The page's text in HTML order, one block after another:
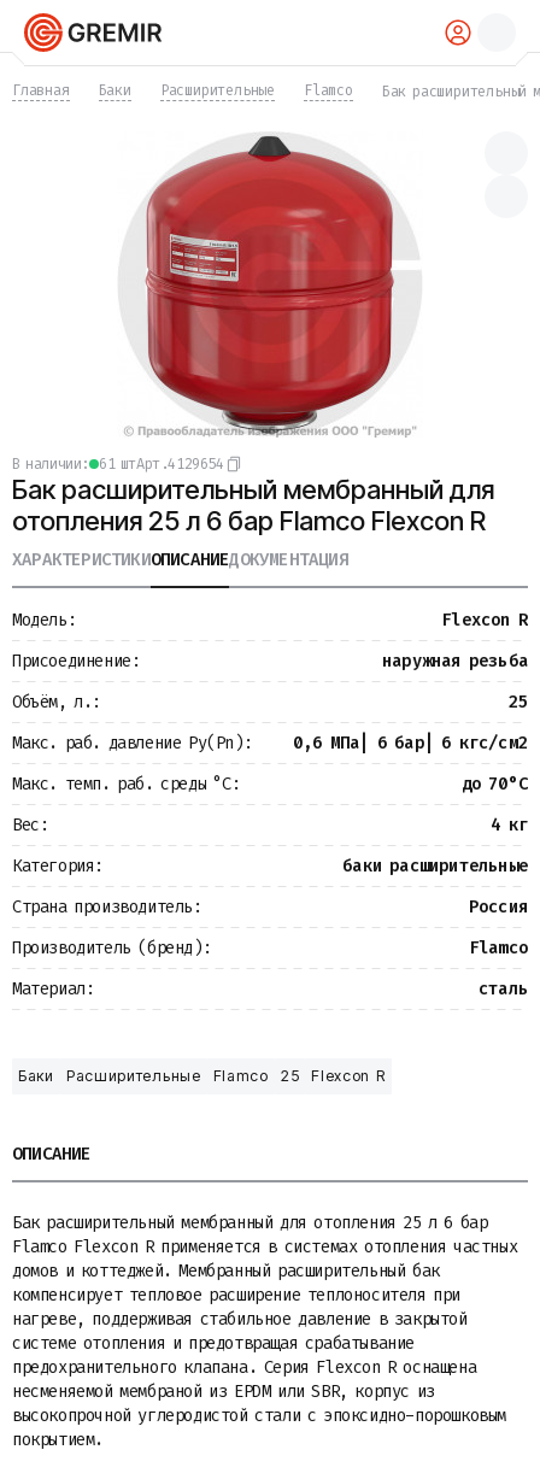
Переходы
Компенсаторы
Фасонные части
Крепеж
Прокладки и уплотнения
Металлопрокат
Измерительные приборы
Баки
Детали трубопроводов
Водомерные узлы
Запорная арматура
Главная Баки Расширительные Flamco Бак расширительный
в наличии: 61 штАрт.4129654
Бак расширительный мембранный для
отопления 25 л 6 бар Flamco Flexcon R
ХАРАКТЕРИСТИКИОПИСАНИЕДОКУМЕНТАЦИЯ
Модель:
Flexcon R
Присоединение:
наружная резьба
Объём, л.:
25
Макс. раб. давление Ру(Pn):
0,6 МПа| 6 бар| 6 кгс/см2
Макс. темп. раб. среды °С:
до 70°С
Вес:
4 кг
Категория:
баки расширительные
Страна производитель:
Россия
Производитель (бренд):
Flamco
Материал:
сталь
Баки Расширительные Flamco 25 Flexcon R
ОПИСАНИЕ
Бак расширительный мембранный для отопления 25 л 6 бар
Flamco Flexcon R применяется в системах отопления частных
домов и коттеджей. Мембранный расширительный бак
компенсирует тепловое расширение теплоносителя при
нагреве, поддерживая стабильное давление в закрытой
системе отопления и предотвращая срабатывание
предохранительного клапана. Серия Flexcon R оснащена
несменяемой мембраной из EPDM или SBR, корпус из
высокопрочной углеродистой стали с эпоксидно-порошковым
покрытием.